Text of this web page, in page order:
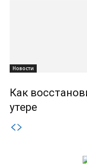
Новости
Как
утере